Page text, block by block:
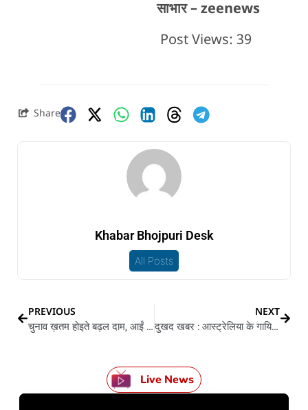
साभार – zeenews
Post Views: 39
Share
Khabar Bhojpuri Desk
All Posts
PREVIOUS
चुनाव ख़तम होइते बढ़ल दाम, आईं जानल जा पूरा हाल
NEXT
दुखद खबर : आस्ट्रेलिया के गायिका और यूट्यूब स्टार लिल बो वीप के भइल मौत
Live News